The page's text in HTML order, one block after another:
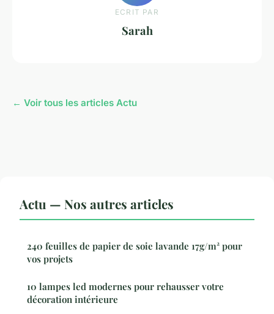
ECRIT PAR
Sarah
← Voir tous les articles Actu
Actu — Nos autres articles
240 feuilles de papier de soie lavande 17g/m² pour
vos projets
10 lampes led modernes pour rehausser votre
décoration intérieure